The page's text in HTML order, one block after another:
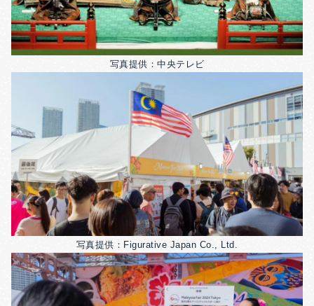
写真提供：中央テレビ
写真提供：Figurative Japan Co., Ltd.